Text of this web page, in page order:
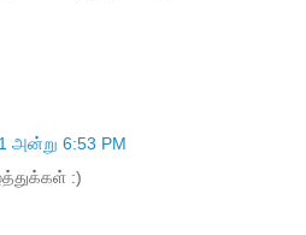
அன்று 6:53 PM
:)